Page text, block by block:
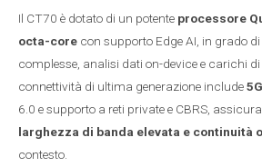
Il CT70 è dotato di un potente processore
octa-core con supporto Edge AI, in grado
complesse, analisi dati on-device e carichi
connettività di ultima generazione include5G
6.0 e supporto a reti private e CBRS,
larghezza di banda elevata e continuità
contesto.